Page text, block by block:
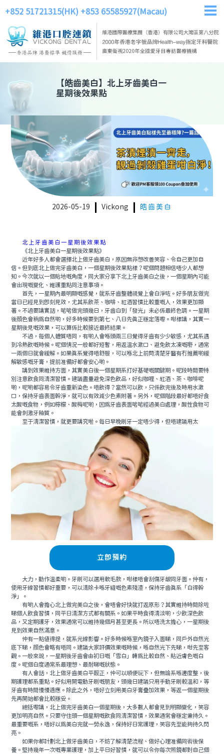
+852 51721315(HK) +853 65585927(Macau)
【皓齒美白】 北上牙齒美白一
星期後效果點
2026-05-19 Vickong 皓齒美白
北上牙齒美白一星期後效果點
《北上牙齒美白一星期後效果點》
近年好多人都會選擇北上做牙齒美白，原因無非想改善笑容、令自己更加自
信。但到底北上做完牙齒美白，一個星期後效果點樣？呢個問題相信唔少人都想
知。今次就以一個貼地嘅角度，同大家分享下北上牙齒美白之後，一個星期內可能
會出現嘅變化、維護重點同注意事項。
首先，一星期內最明顯嘅感覺，就系牙齒整體視覺上會白淨咗。好多朋友做完
當日已經見到即刻見效，尤其系飲茶、咖啡、紅酒習慣比較重嘅人，效果更加顯
著。不過要講實話，啱啱做完頭幾日，牙齒白到「發光」未必係最終色調。一星期
後顔色會稍爲自然啲，好多時候要到第七、八日先真正穩定落嚟。咁樣講，其實一
星期後見嘅效果，可以算係比較接近最終結果。
不過，每個人體質唔同，有啲人會喺頭兩三日覺得牙齒有少少敏感，尤其系遇
到冷熱飲嘅時候。呢個情況一般都好短暫，用返溫水漱口、避免飲太凍嘅嘢，通常
一兩個日就會緩解。如果真系覺得唔舒服，可以喺北上前問清楚牙醫有冇推薦啲緩
解敏感嘅牙膏，提前准備好都會安心啲。
講到效果維持方面，其實美白後一個星期系打好基礎嘅關鍵期。呢段時間要特
別注意飲食同清潔習慣。建議盡量避免深色飲品，好似咖喱、紅酒、茶、咖啡呢
啲，呢啲都容易令牙齒重新染色。唔飲得？當然可以飲，只係飲完後及時用水漱
口，保持牙齒表面幹淨，就可以有效減少色素附著。另外，呢個階段最好都唔好食
太酸嘅食物，例如檸檬、酸梅呢啲，因爲牙齒表面啱啱經過美白處理，酸性食物可
能會刺激牙釉質。
至于清潔習慣，就更要講究啦。每日早晚刷牙一定唔少得，但唔建議用太
立即預約
大力，動作溫柔啲。牙刷可以選用軟毛款，咁樣唔會刮傷牙龈同牙面。仲有，
使用牙線習慣都好重要，可以清除卡喺牙縫嘅色素殘渣，保持牙齒真系「白得幹
淨」。
有啲人會擔心北上做完美白之後，會唔會好快就打返原形？其實維持時間除咗
睇個人飲食習慣，同平日清潔方式都有關系。如果平時食得清淡啲，少飲深色飲
品，又定期護牙，效果通常可以維持幾個月甚至更長。所以唔洗太擔心，一星期後
見到效果自然滿意。
仲有一點值得提，就系光線影響。好多時候喺室內鏡子入面睇，同戶外自然光
底下睇，顔色會略有唔同。建議大家評價效果嘅時候，喺自然光下先睇，咁先至客
觀。一般來說，一星期後牙齒會由初日嘅「雪白」轉爲比較自然、貼近膚色嘅白
度。呢個白度通常系最理想、最耐睇嘅狀態。
有人會話，北上做牙齒美白平靓正，仲可以順便玩下，但無論系喺邊度整，後
期護理都系重點。好似用開電動牙刷嘅朋友，頭幾日建議只用手動牙刷較溫和，等
牙齒有時間慢慢適應。除此之外，唔好立刻用美白牙膏疊加效果，等返一個星期後
先再開始都會比較穩妥。
總括嚟講，北上做完牙齒美白一個星期後，大多數人都會見到明顯變化，笑容
更加明亮自然。只要守住頭一個星期嘅飲食同清潔習慣，效果通常會穩定兼持久。
最重要嘅系，唔好以爲美白完就一勞永逸，保持好日常護理，笑容先至能夠持久閃
亮。
如果你都計劃北上做牙齒美白，不妨了解清楚流程、做好心理准備同術後保
養。堅持幾年一次嘅專業護理，加上平日好習慣，就可以令你每次照鏡都對自己個